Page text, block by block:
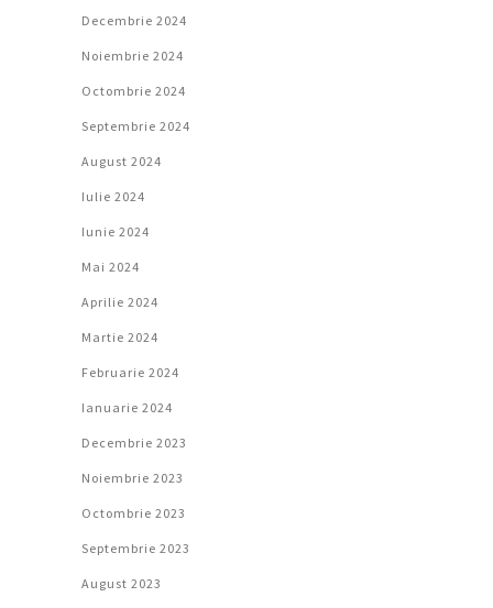
Decembrie 2024
Noiembrie 2024
Octombrie 2024
Septembrie 2024
August 2024
Iulie 2024
Iunie 2024
Mai 2024
Aprilie 2024
Martie 2024
Februarie 2024
Ianuarie 2024
Decembrie 2023
Noiembrie 2023
Octombrie 2023
Septembrie 2023
August 2023